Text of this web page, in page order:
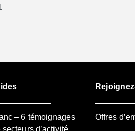
– 6 témoignages
d’activité
Offres